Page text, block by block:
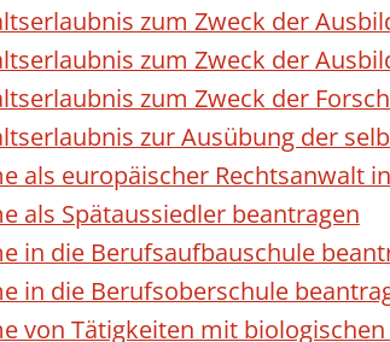
zum Zweck der
zum Zweck der
zum Zweck der
zur Ausübung der
als europäischer Rechtsanwalt
als Spätaussiedler beantragen
in die Berufsaufbauschule
in die Berufsoberschule
von Tätigkeiten mit